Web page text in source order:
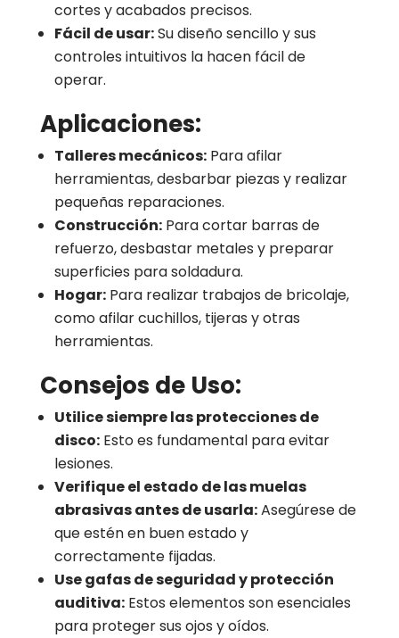
cortes y acabados precisos.
Fácil de usar:Su diseño sencillo y sus
controles intuitivos la hacen fácil de
operar.
Aplicaciones:
Talleres mecánicos:Para afilar
herramientas, desbarbar piezas y realizar
pequeñas reparaciones.
Construcción:Para cortar barras de
refuerzo, desbastar metales y preparar
superficies para soldadura.
Hogar:Para realizar trabajos de bricolaje,
como afilar cuchillos, tijeras y otras
herramientas.
Consejos de Uso:
Utilice siempre las protecciones de
disco:Esto es fundamental para evitar
lesiones.
Verifique el estado de las muelas
abrasivas antes de usarla:Asegúrese de
que estén en buen estado y
correctamente fijadas.
Use gafas de seguridad y protección
auditiva:Estos elementos son esenciales
para proteger sus ojos y oídos.